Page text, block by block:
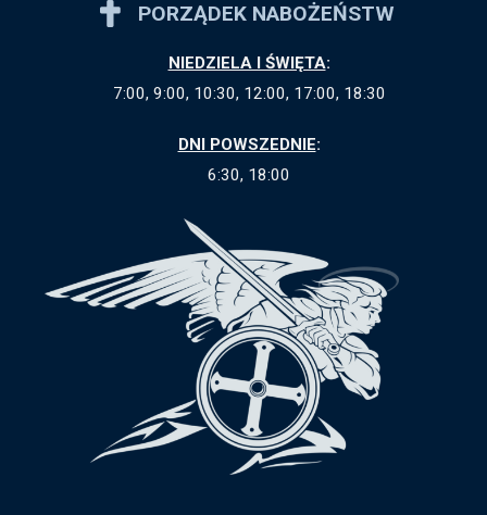
PORZĄDEK NABOŻEŃSTW
NIEDZIELA I ŚWIĘTA:
7:00, 9:00, 10:30, 12:00, 17:00, 18:30
DNI POWSZEDNIE:
6:30, 18:00